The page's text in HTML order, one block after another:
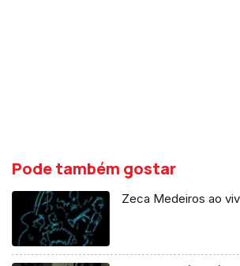
Pode também gostar
Zeca Medeiros ao